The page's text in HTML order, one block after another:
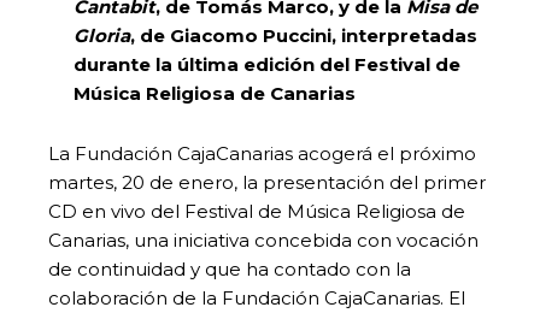
Cantabit, de Tomás Marco, y de la Misa de
Gloria, de Giacomo Puccini, interpretadas
durante la última edición del Festival de
Música Religiosa de Canarias
La Fundación CajaCanarias acogerá el próximo
martes, 20 de enero, la presentación del primer
CD en vivo del Festival de Música Religiosa de
Canarias, una iniciativa concebida con vocación
de continuidad y que ha contado con la
colaboración de la Fundación CajaCanarias. El